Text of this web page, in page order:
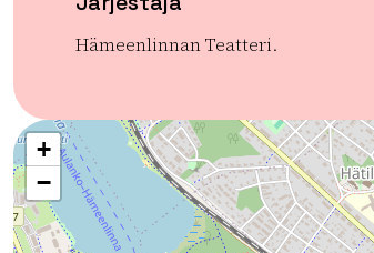
Hämeenlinnan Teatteri.
+
−